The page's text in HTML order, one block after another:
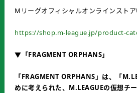
Mリーグオフィシャルオンラインストア
https://shop.m-league.jp/product-
▼「FRAGMENT ORPHANS」
「FRAGMENT ORPHANS 」は、「
めに考えられた、 M.LEAGUEの仮想チ